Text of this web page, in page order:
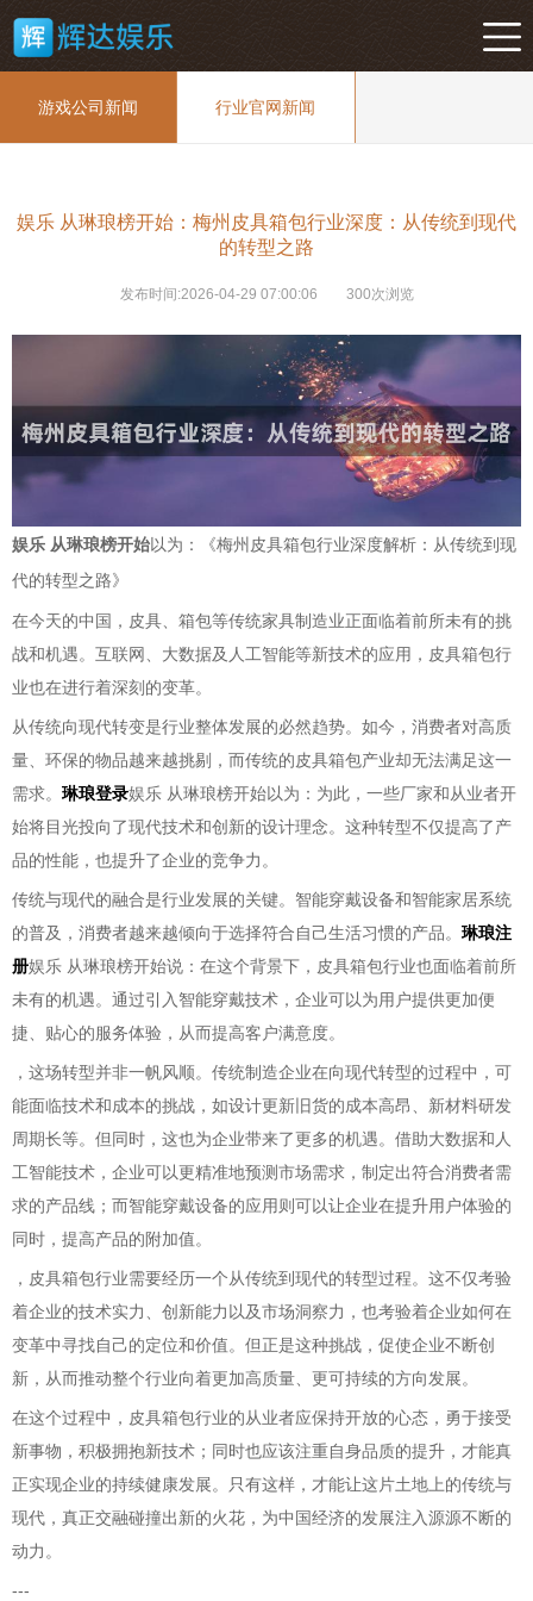
游戏公司新闻 行业官网新闻
娱乐 从琳琅榜开始：梅州皮具箱包行业深度：从传统到现代
的转型之路
发布时间:2026-04-29 07:00:06 300次浏览
娱乐 从琳琅榜开始以为：《梅州皮具箱包行业深度解析：从传统到现
代的转型之路》
在今天的中国，皮具、箱包等传统家具制造业正面临着前所未有的挑
战和机遇。互联网、大数据及人工智能等新技术的应用，皮具箱包行
业也在进行着深刻的变革。
从传统向现代转变是行业整体发展的必然趋势。如今，消费者对高质
量、环保的物品越来越挑剔，而传统的皮具箱包产业却无法满足这一
需求。 琳琅登录娱乐 从琳琅榜开始以为：为此，一些厂家和从业者开
始将目光投向了现代技术和创新的设计理念。这种转型不仅提高了产
品的性能，也提升了企业的竞争力。
传统与现代的融合是行业发展的关键。智能穿戴设备和智能家居系统
的普及，消费者越来越倾向于选择符合自己生活习惯的产品。 琳琅注
册娱乐 从琳琅榜开始说：在这个背景下，皮具箱包行业也面临着前所
未有的机遇。通过引入智能穿戴技术，企业可以为用户提供更加便
捷、贴心的服务体验，从而提高客户满意度。
，这场转型并非一帆风顺。传统制造企业在向现代转型的过程中，可
能面临技术和成本的挑战，如设计更新旧货的成本高昂、新材料研发
周期长等。但同时，这也为企业带来了更多的机遇。借助大数据和人
工智能技术，企业可以更精准地预测市场需求，制定出符合消费者需
求的产品线；而智能穿戴设备的应用则可以让企业在提升用户体验的
同时，提高产品的附加值。
，皮具箱包行业需要经历一个从传统到现代的转型过程。这不仅考验
着企业的技术实力、创新能力以及市场洞察力，也考验着企业如何在
变革中寻找自己的定位和价值。但正是这种挑战，促使企业不断创
新，从而推动整个行业向着更加高质量、更可持续的方向发展。
在这个过程中，皮具箱包行业的从业者应保持开放的心态，勇于接受
新事物，积极拥抱新技术；同时也应该注重自身品质的提升，才能真
正实现企业的持续健康发展。只有这样，才能让这片土地上的传统与
现代，真正交融碰撞出新的火花，为中国经济的发展注入源源不断的
动力。
---